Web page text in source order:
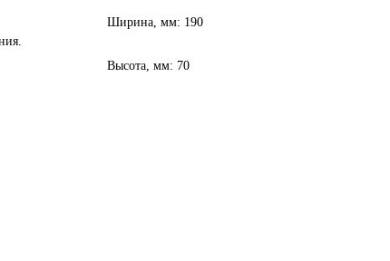
Ширина, мм: 190
Высота, мм: 70